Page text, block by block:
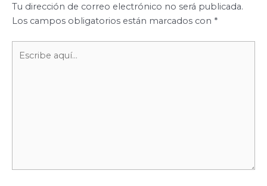
Tu dirección de correo electrónico no será publicada.
Los campos obligatorios están marcados con *
aquí...